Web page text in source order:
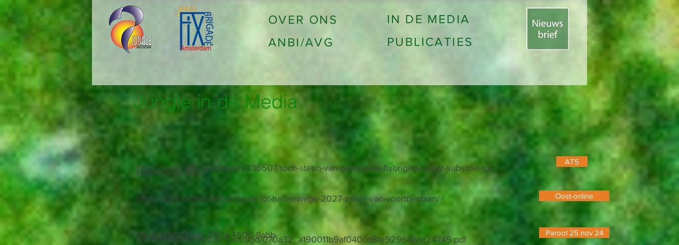
OVER ONS
ANBI/AVG
IN DE MEDIA
PUBLICATIES
Jungle in de Media
https://www.at5.nl/artikelen/236507/toch-steun-van-gemeente-fixbrigade-krijgt-subsidie-tot-
halverwege-2027
https://oost-online.nl/fixbrigade-tot-halverwege-2027-zeker-van-voortbestaan/
AT5
Oost-online
https://35025ee3-250a-4500-8abb-
a31f6de98edb.filesusr.com/ugd/070a32_a190011b9af040cd81e9296461e24745.pdf
Parool 25 nov 24